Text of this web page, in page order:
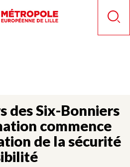
des Six-Bonniers
commence
de la sécurité